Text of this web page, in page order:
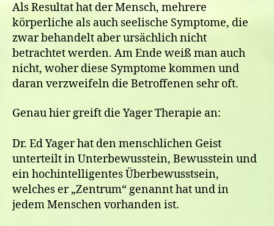
Als Resultat hat der Mensch, mehrere
körperliche als auch seelische Symptome, die
zwar behandelt aber ursächlich nicht
betrachtet werden. Am Ende weiß man auch
nicht, woher diese Symptome kommen und
daran verzweifeln die Betroffenen sehr oft.
Genau hier greift die Yager Therapie an:
Dr. Ed Yager hat den menschlichen Geist
unterteilt in Unterbewusstein, Bewusstein und
ein hochintelligentes Überbewusstsein,
welches er „Zentrum“ genannt hat und in
jedem Menschen vorhanden ist.